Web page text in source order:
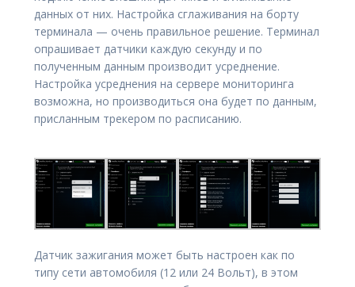
данных от них. Настройка сглаживания на борту
терминала — очень правильное решение. Терминал
опрашивает датчики каждую секунду и по
полученным данным производит усреднение.
Настройка усреднения на сервере мониторинга
возможна, но производиться она будет по данным,
присланным трекером по расписанию.
Датчик зажигания может быть настроен как по
типу сети автомобиля (12 или 24 Вольт), в этом